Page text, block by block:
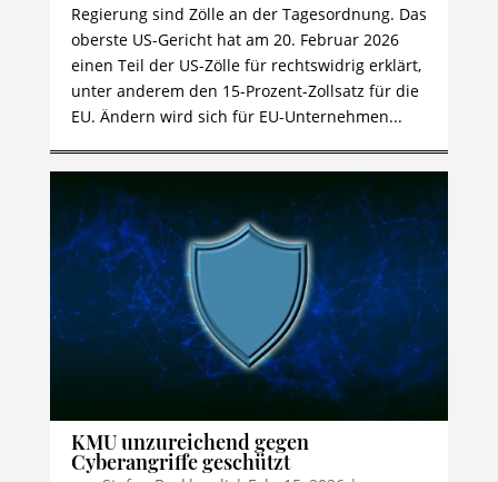
Regierung sind Zölle an der Tagesordnung. Das
oberste US-Gericht hat am 20. Februar 2026
einen Teil der US-Zölle für rechtswidrig erklärt,
unter anderem den 15-Prozent-Zollsatz für die
EU. Ändern wird sich für EU-Unternehmen...
KMU unzureichend gegen
Cyberangriffe geschützt